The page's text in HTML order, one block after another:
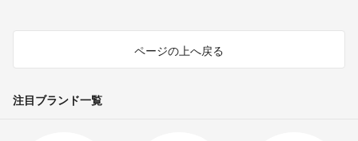
ページの上へ戻る
注目ブランド一覧